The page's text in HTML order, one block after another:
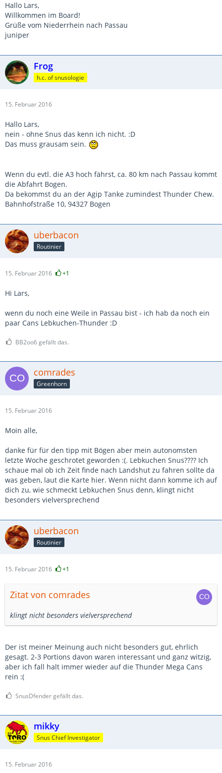
Hallo Lars,
Willkommen im Board!
Grüße vom Niederrhein nach Passau
juniper
Frog
h.c. of snusologie
15. Februar 2016
Hallo Lars,
nein - ohne Snus das kenn ich nicht. :D
Das muss grausam sein.
Wenn du evtl. die A3 hoch fährst, ca. 80 km nach Passau kommt
die Abfahrt Bogen.
Da bekommst du an der Agip Tanke zumindest Thunder Chew.
Bahnhofstraße 10, 94327 Bogen
uberbacon
Routinier
15. Februar 2016 +1
Hi Lars,
wenn du noch eine Weile in Passau bist - ich hab da noch ein
paar Cans Lebkuchen-Thunder :D
BB2oo6 gefällt das.
comrades
Greenhorn
15. Februar 2016
Moin alle,
danke für für den tipp mit Bögen aber mein autonomsten
letzte Woche geschrotet geworden :(. Lebkuchen Snus???? Ich
schaue mal ob ich Zeit finde nach Landshut zu fahren sollte da
was geben, laut die Karte hier. Wenn nicht dann komme ich auf
dich zu, wie schmeckt Lebkuchen Snus denn, klingt nicht
besonders vielversprechend
uberbacon
Routinier
15. Februar 2016 +1
Zitat von comrades
klingt nicht besonders vielversprechend
Der ist meiner Meinung auch nicht besonders gut, ehrlich
gesagt. 2-3 Portions davon waren interessant und ganz witzig,
aber ich fall halt immer wieder auf die Thunder Mega Cans
rein :(
SnusDfender gefällt das.
mikky
Snus Chief Investigator
15. Februar 2016